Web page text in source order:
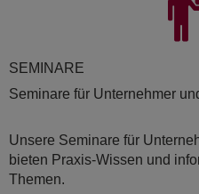
SE­MI­NA­RE
Seminare für Unternehmer
Unsere Seminare für
bieten Praxis-Wissen und
Themen.